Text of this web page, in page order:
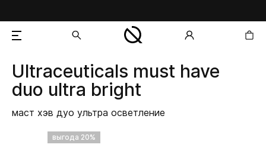
добавлен в корзину
выгода 20%
Ultraceuticals must have
duo ultra bright
маст хэв дуо ультра осветление